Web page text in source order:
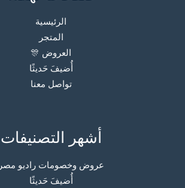
الرئيسية
المتجر
العروض 🎊
أُضيفَ حَديثًا
تواصل معنا
أشهر التصنيفات
عروض وخصومات راديو مصر
أُضيفَ حَديثًا